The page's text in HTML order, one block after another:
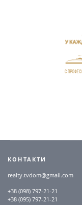
КОНТАКТИ
realty.tvdom@gmail.com
+38 (098) 797-21-21
+38 (095) 797-21-21